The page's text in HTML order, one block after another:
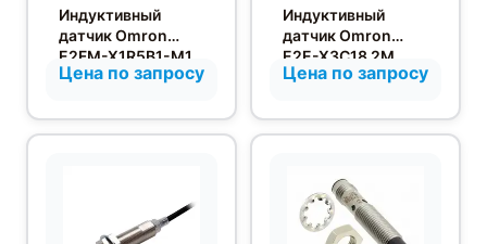
Индуктивный
датчик Omron
E2FM-X1R5B1-M1
Цена по запросу
Индуктивный
датчик Omron
E2E-X3C18 2M
Цена по запросу